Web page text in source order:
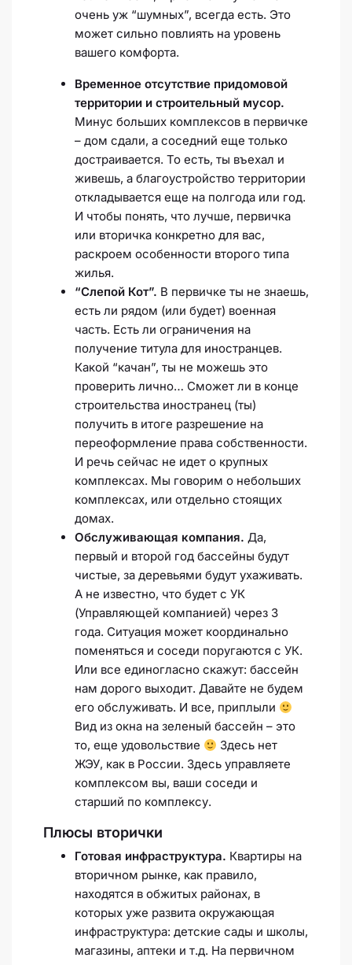
очень уж “шумных”, всегда есть. Это
может сильно повлиять на уровень
вашего комфорта.
Временное отсутствие придомовой
территории и строительный мусор.
Минус больших комплексов в первичке
– дом сдали, а соседний еще только
достраивается. То есть, ты въехал и
живешь, а благоустройство территории
откладывается еще на полгода или год.
И чтобы понять, что лучше, первичка
или вторичка конкретно для вас,
раскроем особенности второго типа
жилья.
“Слепой Кот”. В первичке ты не знаешь,
есть ли рядом (или будет) военная
часть. Есть ли ограничения на
получение титула для иностранцев.
Какой “качан”, ты не можешь это
проверить лично… Сможет ли в конце
строительства иностранец (ты)
получить в итоге разрешение на
переоформление права собственности.
И речь сейчас не идет о крупных
комплексах. Мы говорим о небольших
комплексах, или отдельно стоящих
домах.
Обслуживающая компания. Да,
первый и второй год бассейны будут
чистые, за деревьями будут ухаживать.
А не известно, что будет с УК
(Управляющей компанией) через 3
года. Ситуация может координально
поменяться и соседи поругаются с УК.
Или все единогласно скажут: бассейн
нам дорого выходит. Давайте не будем
его обслуживать. И все, приплыли
Вид из окна на зеленый бассейн – это
то, еще удовольствие
Здесь нет
ЖЭУ, как в России. Здесь управляете
комплексом вы, ваши соседи и
старший по комплексу.
Плюсы вторички
Готовая инфраструктура. Квартиры на
вторичном рынке, как правило,
находятся в обжитых районах, в
которых уже развита окружающая
инфраструктура: детские сады и школы,
магазины, аптеки и т.д. На первичном